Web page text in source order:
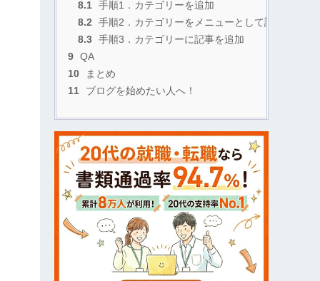
8.1 手順1．カテゴリーを追加
8.2
手順2．カテゴリーをメニューとして設置
8.3 手順3．カテゴリーに記事を追加
9 QA
10
まとめ
11
ブログを始めたい人へ！